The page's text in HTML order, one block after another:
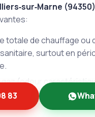
(94350)
totale de chauffage ou
surtout en
gaz (odeur
- coupez
83